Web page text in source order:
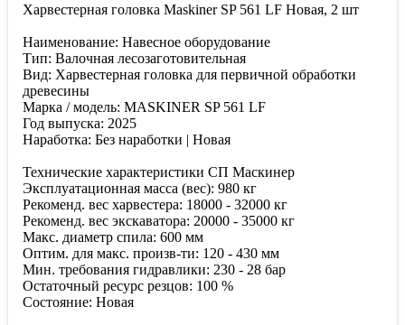
Харвестерная головка Maskiner SP 561 LF Новая, 2 шт
Наименование: Навесное оборудование
Тип: Валочная лесозаготовительная
Вид: Харвестерная головка для первичной обработки
древесины
Марка / модель: MASKINER SP 561 LF
Год выпуска: 2025
Наработка: Без наработки | Новая
Технические характеристики СП Маскинер
Эксплуатационная масса (вес): 980 кг
Рекоменд. вес харвестера: 18000 - 32000 кг
Рекоменд. вес экскаватора: 20000 - 35000 кг
Макс. диаметр спила: 600 мм
Оптим. для макс. произв-ти: 120 - 430 мм
Мин. требования гидравлики: 230 - 28 бар
Остаточный ресурс резцов: 100 %
Состояние: Новая